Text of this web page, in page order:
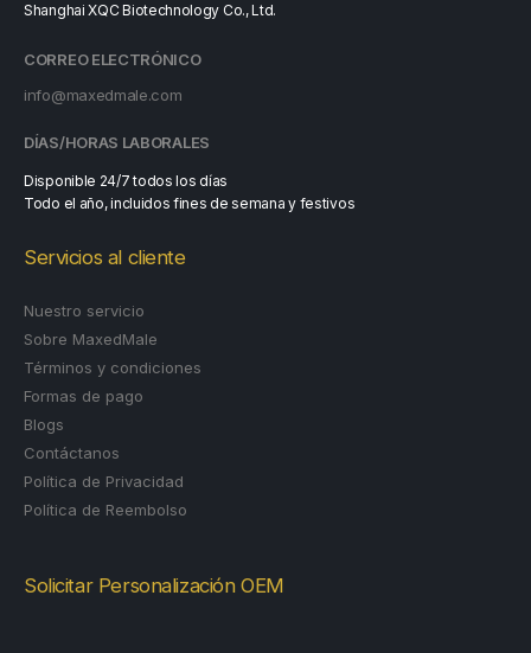
Shanghai XQC Biotechnology Co., Ltd.
CORREO ELECTRÓNICO
info@maxedmale.com
DÍAS/HORAS LABORALES
Disponible 24/7 todos los días
Todo el año, incluidos fines de semana y festivos
Servicios al cliente
Nuestro servicio
Sobre MaxedMale
Términos y condiciones
Formas de pago
Blogs
Contáctanos
Política de Privacidad
Política de Reembolso
Solicitar Personalización OEM